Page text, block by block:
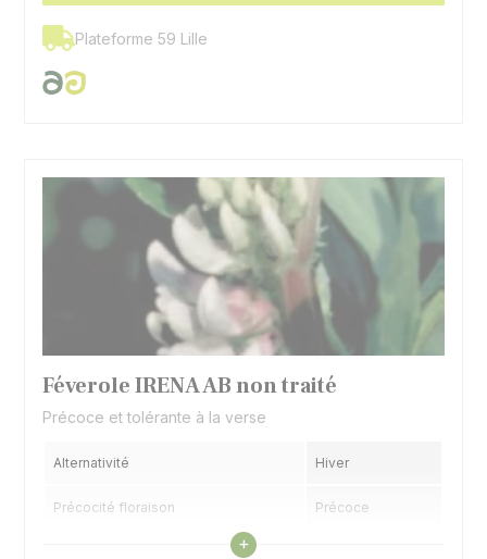
Plateforme 59 Lille
Féverole IRENA AB non traité
Précoce et tolérante à la verse
Alternativité Hiver
Précocité floraison Précoce
Voir les caractéristiques
+